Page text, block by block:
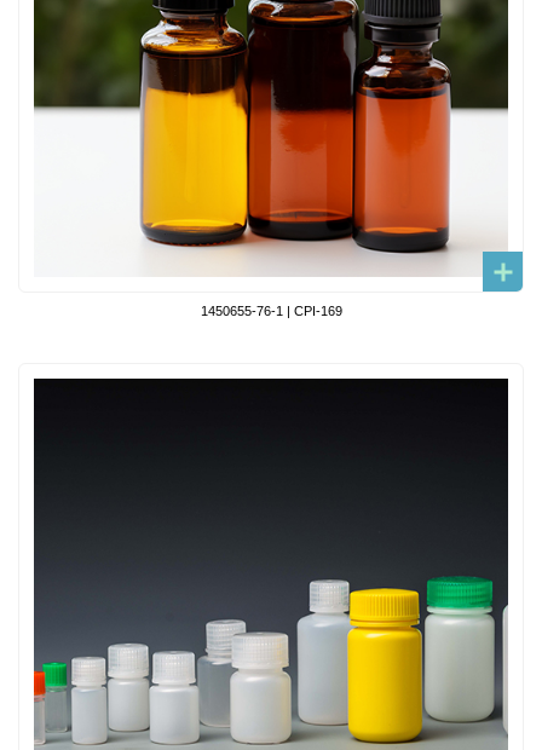
1450655-76-1 | CPI-169